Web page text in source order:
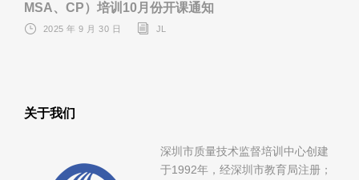
MSA、CP）培训10月份开课通知
2025 年 9 月 30 日 JL
关于我们
深圳市质量技术监督培训中心创建
于1992年，经深圳市教育局注册；